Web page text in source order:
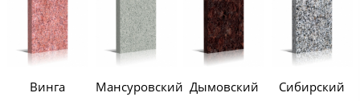
Винга Мансуровский Дымовский Сибирский